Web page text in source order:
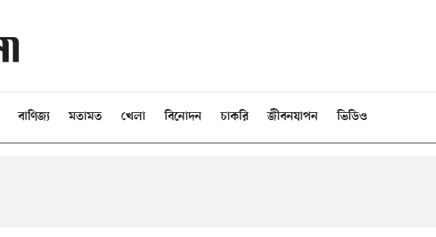
বাণিজ্য মতামত খেলা বিনোদন চাকরি জীবনযাপন ভিডিও